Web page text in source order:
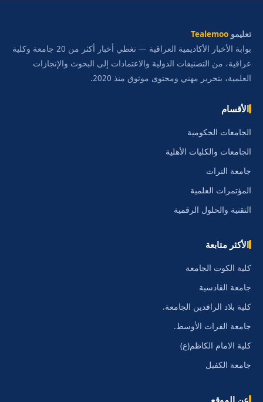
تعليمو Tealemoo
بوابة الأخبار الأكاديمية العراقية — نغطي أخبار أكثر من 20 جامعة وكلية
عراقية، من التصنيفات الدولية والاعتمادات إلى البحوث والإنجازات
العلمية، بتحرير مهني ومحتوى موثوق منذ 2020.
الأقسام
الجامعات الحكومية
الجامعات والكليات الأهلية
جامعة التراث
المؤتمرات العلمية
التقنية والحلول الرقمية
الأكثر متابعة
كلية الكوت الجامعة
جامعة القادسية
كلية بلاد الرافدين الجامعة.
جامعة الفرات الأوسط.
كلية الامام الكاظم(ع)
جامعة الكفيل
عن الموقع